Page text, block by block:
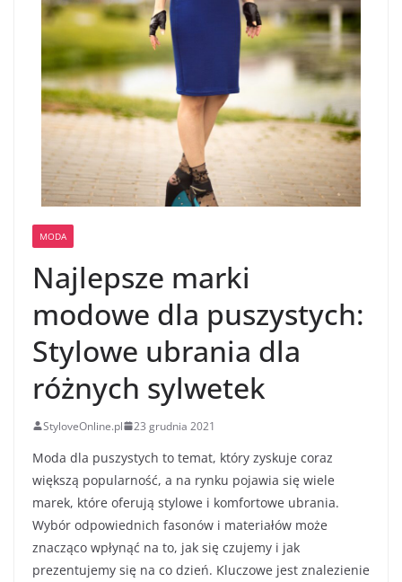
MODA
Najlepsze marki
modowe dla puszystych:
Stylowe ubrania dla
różnych sylwetek
StyloveOnline.pl 23 grudnia 2021
Moda dla puszystych to temat, który zyskuje coraz
większą popularność, a na rynku pojawia się wiele
marek, które oferują stylowe i komfortowe ubrania.
Wybór odpowiednich fasonów i materiałów może
znacząco wpłynąć na to, jak się czujemy i jak
prezentujemy się na co dzień. Kluczowe jest znalezienie